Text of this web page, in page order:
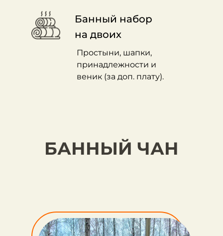
Банный набор
на двоих
Простыни, шапки,
принадлежности и
веник (за доп. плату).
БАННЫЙ ЧАН